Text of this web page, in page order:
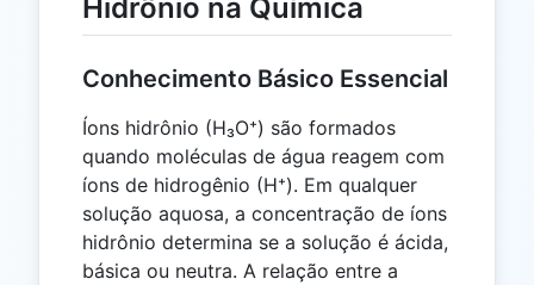
Hidrônio na Química
Conhecimento Básico Essencial
Íons hidrônio (H₃O⁺) são formados
quando moléculas de água reagem com
íons de hidrogênio (H⁺). Em qualquer
solução aquosa, a concentração de íons
hidrônio determina se a solução é ácida,
básica ou neutra. A relação entre a